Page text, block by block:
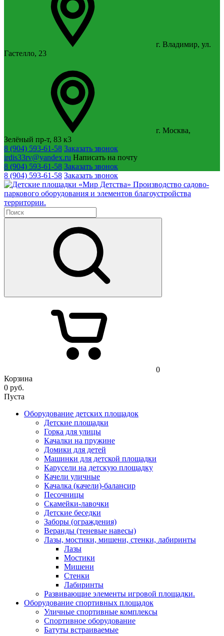
г. Владимир, ул.
Гастелло, 23
г. Москва,
Зелёный пр-т, 83 к3
8 (904) 593-61-58 Заказать звонок
irdis33rv@yandex.ru Написать на почту
8 (904) 593-61-58 Заказать звонок
8 (904) 593-61-58 Заказать звонок
Производство садово-
паркового оборудования и элементов благоустройства
территории.
0
Корзина
0 руб.
Пуста
Оборудование детских площадок
Детские площадки
Горка для улицы
Качалки на пружине
Домики для детей
Машинки для детской площадки
Карусели на детскую площадку
Качели уличные
Качалка (качели)-балансир
Песочницы
Скамейки-лавочки
Детские беседки
Заборы (ограждения)
Веранды (теневые навесы)
Лазы, мостики, мишени, стенки, лабиринты
Лазы
Мостики
Мишени
Стенки
Лабиринты
Развивающие элементы игровой площадки.
Оборудование спортивных площадок
Уличные спортивные комплексы
Спортивное оборудование
Батуты встраиваемые